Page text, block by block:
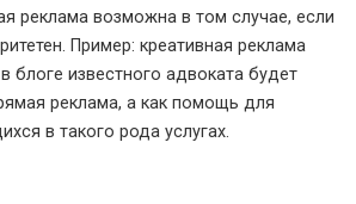
реклама возможна в том случае, если
Пример: креативная реклама
блоге известного адвоката будет
реклама, а как помощь для
в такого рода услугах.